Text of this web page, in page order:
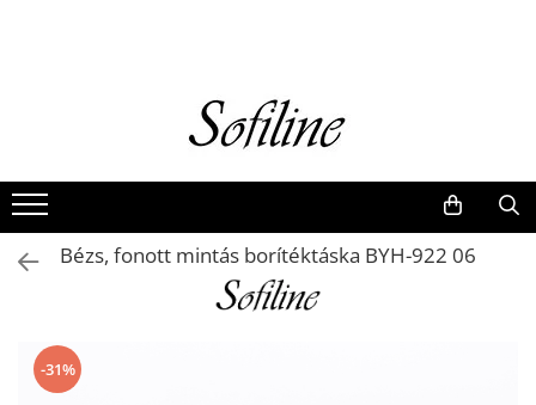
Valódi bőr
Hátizsákok
Elegáns kistáskák
Bézs, fonott mintás borítéktáska BYH-922 06
-31%